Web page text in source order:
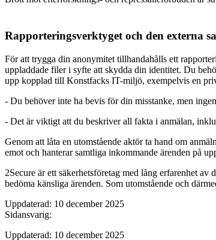
Rapporteringsverktyget och den externa
För att trygga din anonymitet tillhandahålls ett
uppladdade filer i syfte att skydda din identitet. Du
upp kopplad till Konstfacks IT-miljö, exempelvis en
- Du behöver inte ha bevis för din misstanke, men
- Det är viktigt att du beskriver all fakta i anmälan,
Genom att låta en utomstående aktör ta hand om
emot och hanterar samtliga inkommande ärenden på
2Secure är ett säkerhetsföretag med lång erfarenhet
bedöma känsliga ärenden. Som utomstående och
Uppdaterad: 10 december 2025
Sidansvarig:
Uppdaterad: 10 december 2025